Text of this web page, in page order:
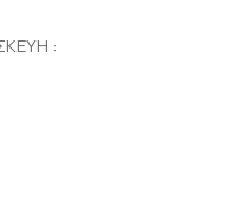
: